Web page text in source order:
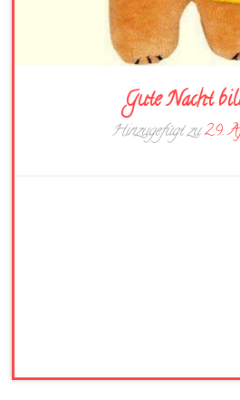
Gute Nacht
Hinzugefügt zu29.